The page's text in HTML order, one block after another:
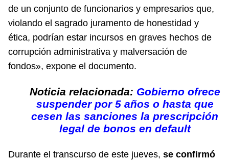
de un conjunto de funcionarios y empresarios que,
violando el sagrado juramento de honestidad y
ética, podrían estar incursos en graves hechos de
corrupción administrativa y malversación de
fondos», expone el documento.
Noticia relacionada: Gobierno ofrece
suspender por 5 años o hasta que
cesen las sanciones la prescripción
legal de bonos en default
Durante el transcurso de este jueves, se confirmó